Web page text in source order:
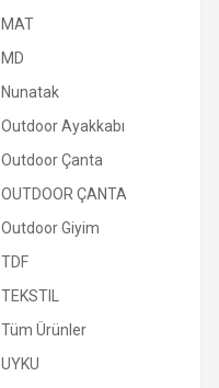
MAT
MD
Nunatak
Outdoor Ayakkabı
Outdoor Çanta
OUTDOOR ÇANTA
Outdoor Giyim
TDF
TEKSTIL
Tüm Ürünler
UYKU